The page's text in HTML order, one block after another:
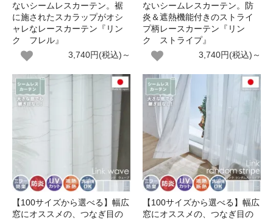
ないシームレスカーテン。裾
に施されたスカラップがオシ
ャレなレースカーテン『リン
ク フレル』
3,740円(税込)～
ないシームレスカーテン。防
炎＆遮熱機能付きのストライ
プ柄レースカーテン『リン
ク ストライプ』
3,740円(税込)～
【100サイズから選べる】幅広
窓にオススメの、つなぎ目の
【100サイズから選べる】幅広
窓にオススメの、つなぎ目の